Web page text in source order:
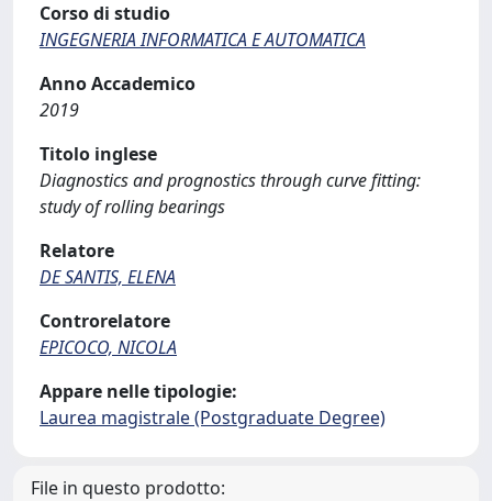
Corso di studio
INGEGNERIA INFORMATICA E AUTOMATICA
Anno Accademico
2019
Titolo inglese
Diagnostics and prognostics through curve fitting:
study of rolling bearings
Relatore
DE SANTIS, ELENA
Controrelatore
EPICOCO, NICOLA
Appare nelle tipologie:
Laurea magistrale (Postgraduate Degree)
File in questo prodotto: